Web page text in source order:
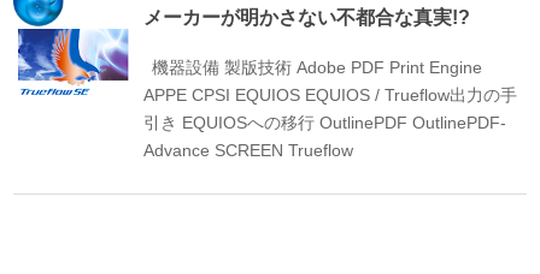
メーカーが明かさない不都合な真実!?
機器設備 製版技術 Adobe PDF Print Engine
APPE CPSI EQUIOS EQUIOS / Trueflow出力の手
引き EQUIOSへの移行 OutlinePDF OutlinePDF-
Advance SCREEN Trueflow